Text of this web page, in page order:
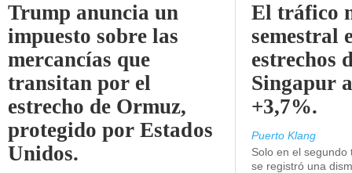
Trump anuncia un
impuesto sobre las
mercancías que
transitan por el
estrecho de Ormuz,
protegido por Estados
Unidos.
El tráfico
semestral
estrechos
Singapur
+3,7%.
Puerto Klang
Solo en el
se registró una